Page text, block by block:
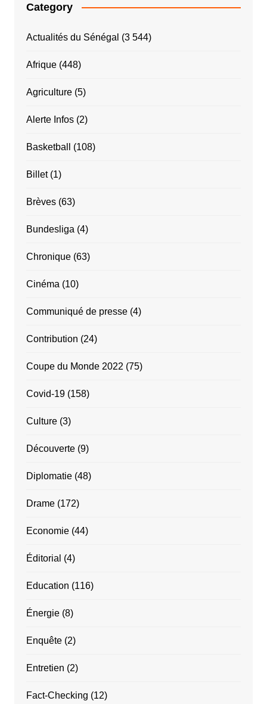
Category
Actualités du Sénégal (3 544)
Afrique(448)
Agriculture(5)
Alerte Infos(2)
Basketball (108)
Billet(1)
Brèves(63)
Bundesliga (4)
Chronique(63)
Cinéma (10)
Communiqué de presse(4)
Contribution (24)
Coupe du Monde 2022 (75)
Covid-19(158)
Culture(3)
Découverte(9)
Diplomatie(48)
Drame(172)
Economie(44)
Éditorial (4)
Education (116)
Énergie(8)
Enquête(2)
Entretien (2)
Fact-Checking (12)